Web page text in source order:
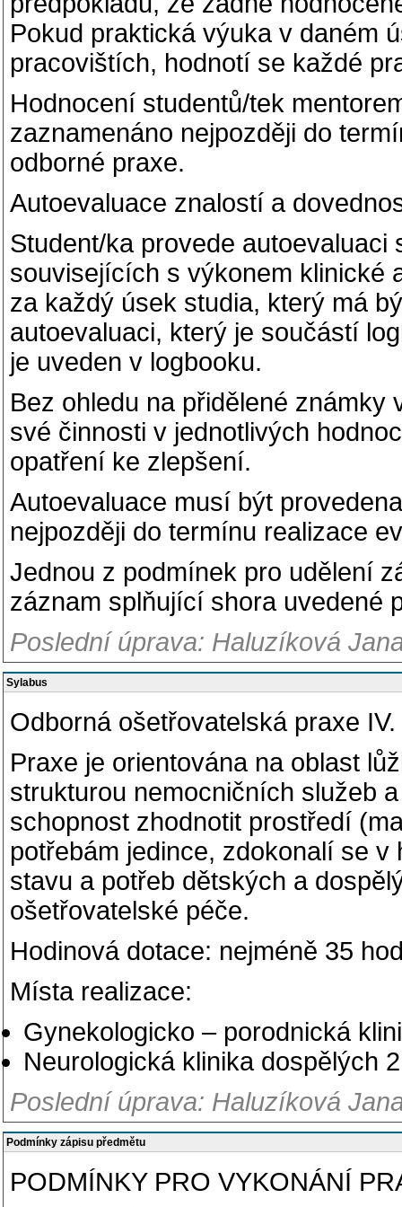
Pokud praktická výuka v daném
pracovištích, hodnotí se každé
Hodnocení studentů/tek
zaznamenáno nejpozději do
odborné praxe.
Autoevaluace znalostí a
Student/ka provede
souvisejících s výkonem klinické
za každý úsek studia, který má
autoevaluaci, který je součástí
je uveden v logbooku.
Bez ohledu na přidělené
své činnosti v jednotlivých
opatření ke zlepšení.
Autoevaluace musí být
nejpozději do termínu realizace
Jednou z podmínek pro udělení
záznam splňující shora uvedené
Poslední úprava: Haluzíková
Sylabus
Odborná ošetřovatelská praxe
Praxe je orientována na oblast
strukturou nemocničních služeb
schopnost zhodnotit prostředí
potřebám jedince, zdokonalí se
stavu a potřeb dětských a
ošetřovatelské péče.
Hodinová dotace: nejméně 35
Místa realizace:
Gynekologicko – porodnická
Neurologická klinika dospělých
Poslední úprava: Haluzíková
Podmínky zápisu předmětu
PODMÍNKY PRO VYKONÁNÍ